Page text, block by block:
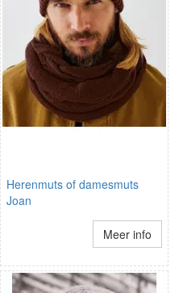
Herenmuts of damesmuts
Joan
Meer info